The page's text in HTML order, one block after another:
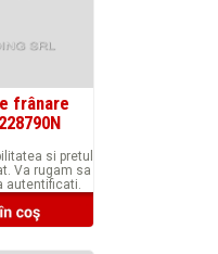
frânare
si pretul
Va rugam sa
autentificati.